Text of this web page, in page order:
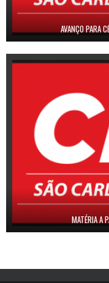
AVANÇO PARA
MATÉRIA A